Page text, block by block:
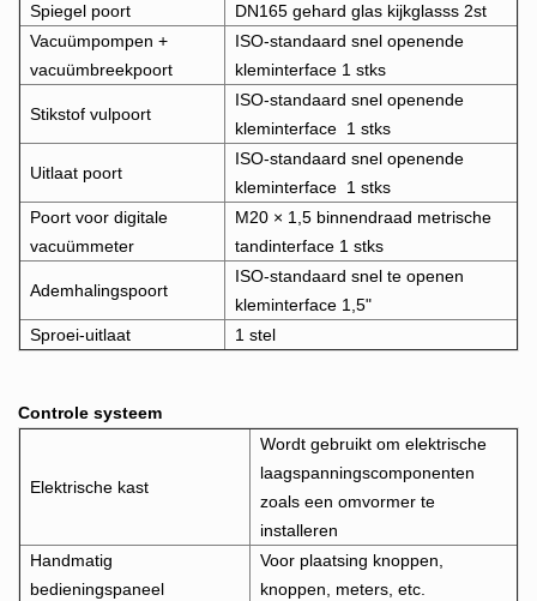
Spiegel poort
DN165 gehard glas kijkglasss 2st
Vacuümpompen +
vacuümbreekpoort
ISO-standaard snel openende
kleminterface 1 stks
Stikstof vulpoort
ISO-standaard snel openende
kleminterface 1 stks
Uitlaat poort
ISO-standaard snel openende
kleminterface 1 stks
Poort voor digitale
vacuümmeter
M20 × 1,5 binnendraad metrische
tandinterface 1 stks
Ademhalingspoort
ISO-standaard snel te openen
kleminterface 1,5"
Sproei-uitlaat
1 stel
Controle systeem
Elektrische kast
Wordt gebruikt om elektrische
laagspanningscomponenten
zoals een omvormer te
installeren
Handmatig
bedieningspaneel
Voor plaatsing knoppen,
knoppen, meters, etc.